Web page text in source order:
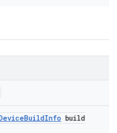
BuildInfo build